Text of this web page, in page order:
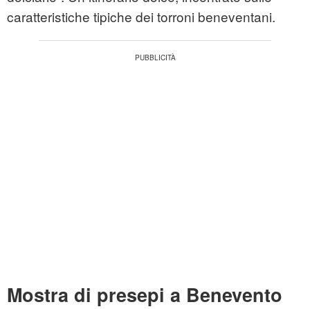
caratteristiche tipiche dei torroni beneventani.
Mostra di presepi a Benevento